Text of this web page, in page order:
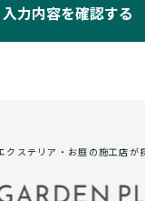
入力内容を確認する
クステリア・お庭の施工店が